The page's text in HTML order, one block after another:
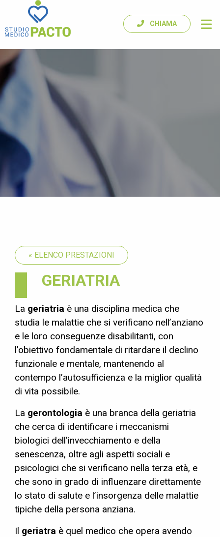
CHIAMA
« ELENCO PRESTAZIONI
GERIATRIA
La geriatria è una disciplina medica che
studia le malattie che si verificano nell’anziano
e le loro conseguenze disabilitanti, con
l’obiettivo fondamentale di ritardare il declino
funzionale e mentale, mantenendo al
contempo l’autosufficienza e la miglior qualità
di vita possibile.
La gerontologia è una branca della geriatria
che cerca di identificare i meccanismi
biologici dell’invecchiamento e della
senescenza, oltre agli aspetti sociali e
psicologici che si verificano nella terza età, e
che sono in grado di influenzare direttamente
lo stato di salute e l’insorgenza delle malattie
tipiche della persona anziana.
Il geriatra è quel medico che opera avendo